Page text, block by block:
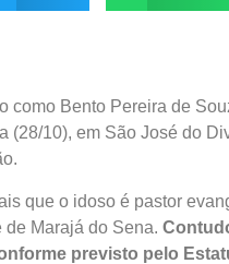
como Bento Pereira de
(28/10), em São José do
que o idoso é pastor
Marajá do Sena.
previsto pelo